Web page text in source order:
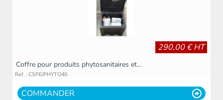
290,00 € HT
Coffre pour produits phytosanitaires et...
Ref. : CSPE/PHYTO40
COMMANDER